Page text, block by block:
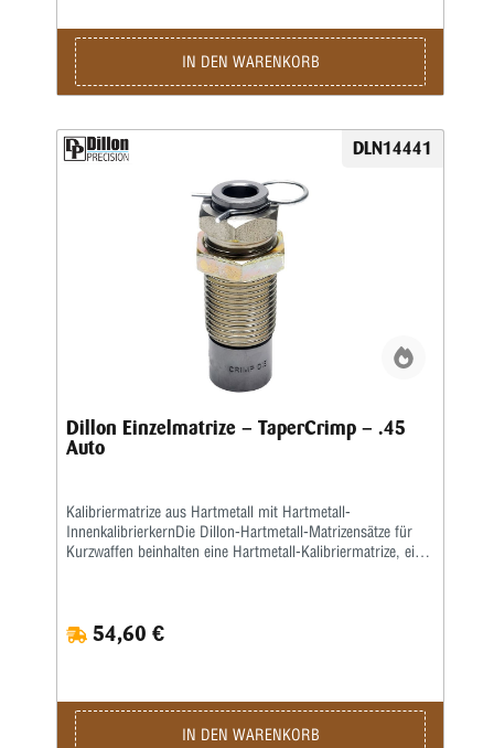
IN DEN WARENKORB
DLN14441
Dillon Einzelmatrize – TaperCrimp – .45
Auto
Kalibriermatrize aus Hartmetall mit Hartmetall-
InnenkalibrierkernDie Dillon-Hartmetall-Matrizensätze für
Kurzwaffen beinhalten eine Hartmetall-Kalibriermatrize, eine
dem Pulverfüllen in einem Arbeitsgang geschieht.Sollten Sie
Dillon-Matrizensätze in einer Einstationen-Presse benutzen,
54,60 €
IN DEN WARENKORB